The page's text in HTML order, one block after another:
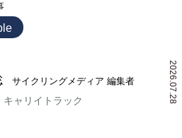
サイクリングメディア 編集者
キャリイトラック 2026.07.28